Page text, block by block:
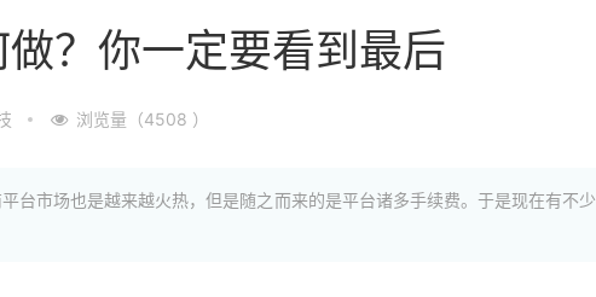
？你一定要看到最后
浏览量（4508 ）
台市场也是越来越火热，但是随之而来的是平台诸多手续费。于是现在有不